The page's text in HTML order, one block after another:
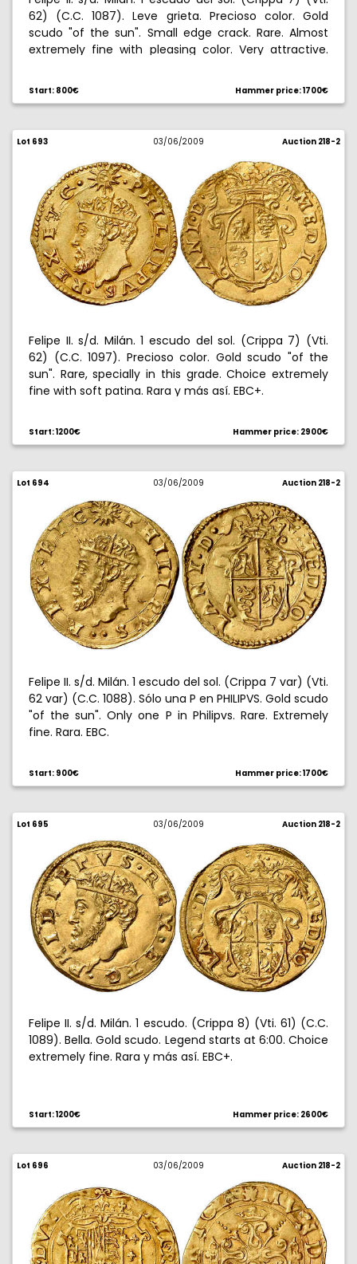
62) (C.C. 1087). Leve grieta. Precioso color. Gold
scudo "of the sun". Small edge crack. Rare. Almost
extremely fine with pleasing color. Very attractive.
Start: 800€ Hammer price: 1700€
Lot 693 03/06/2009 Auction 218-2
Felipe II. s/d. Milán. 1 escudo del sol. (Crippa 7) (Vti.
62) (C.C. 1097). Precioso color. Gold scudo "of the
sun". Rare, specially in this grade. Choice extremely
fine with soft patina. Rara y más así. EBC+.
Start: 1200€ Hammer price: 2900€
Lot 694 03/06/2009 Auction 218-2
Felipe II. s/d. Milán. 1 escudo del sol. (Crippa 7 var) (Vti.
62 var) (C.C. 1088). Sólo una P en PHILIPVS. Gold scudo
"of the sun". Only one P in Philipvs. Rare. Extremely
fine. Rara. EBC.
Start: 900€ Hammer price: 1700€
Lot 695 03/06/2009 Auction 218-2
Felipe II. s/d. Milán. 1 escudo. (Crippa 8) (Vti. 61) (C.C.
1089). Bella. Gold scudo. Legend starts at 6:00. Choice
extremely fine. Rara y más así. EBC+.
Start: 1200€ Hammer price: 2600€
Lot 696 03/06/2009 Auction 218-2